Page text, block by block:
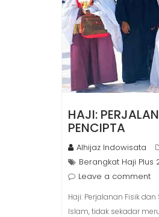
HAJI:
PENCIPTA
Alhijaz Indowisata
Berangkat Haji Plus
Leave a comment
Haji: Perjalanan Fisik
Islam, tidak sekadar